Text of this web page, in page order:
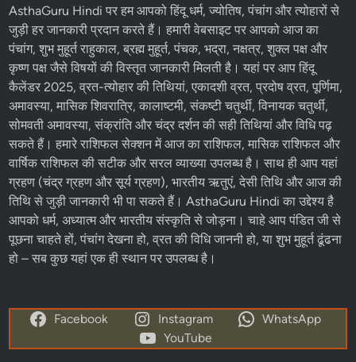
AsthaGuru Hindi पर हम आपको हिंदू धर्म, ज्योतिष,पंचांगऔरत्योहारोंसे
जुड़ी हर जानकारी प्रदान करते हैं। हमारी वेबसाइट पर आपको आज का
पंचांग, शुभ मुहूर्त राहुकाल, ब्रह्म मुहूर्त, पंचक, भद्रा, नक्षत्र, शुक्ल पक्ष और
कृष्ण पक्ष जैसे विषयों की विस्तृत जानकारी मिलती है। यहां पर आप हिंदू
कैलेंडर 2025,व्रत-त्योहार की तिथियां,एकादशी व्रत, प्रदोष व्रत, पूर्णिमा,
अमावस्या, मासिक शिवरात्रि, कालाष्टमी, संकष्टी चतुर्थी, विनायक चतुर्थी,
सोमवती अमावस्या, संक्रांति और चंद्र दर्शन की सही तिथियां और विधि पढ़
सकते हैं। हमारेराशिफलसेक्शन मेंआज का राशिफल, मासिक राशिफल और
वार्षिक राशिफल की सटीक और सरल व्याख्या उपलब्ध है। साथ ही आप यहां
ग्रहण (चंद्र ग्रहण और सूर्य ग्रहण), भारतीय ऋतुएं, देसी तिथि और आज की
तिथि से जुड़ी जानकारी भी पा सकते हैं। AsthaGuru Hindi का उद्देश्य है
आपको धर्म, अध्यात्म और भारतीय संस्कृति से जोड़ना। चाहे आप पंडित जी से
पूछना चाहते हों, पंचांग देखना हो, व्रत की विधि जाननी हो, या शुभ मुहूर्त ढूंढना
हो – सब कुछ यहां एक ही स्थान पर उपलब्ध है।
Facebook Instagram
WhatsApp
YouTube